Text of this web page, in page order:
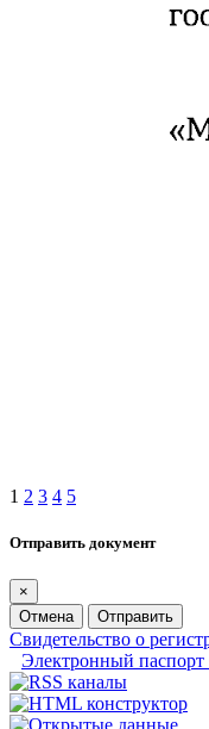
1 2 3 4 5
Отправить документ
×
Отмена
Отправить
Свидетельство о
Электронный